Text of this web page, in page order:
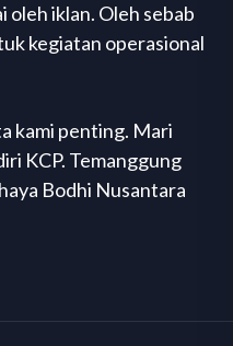
oleh iklan. Oleh sebab
kegiatan operasional
kami penting. Mari
KCP. Temanggung
Bodhi Nusantara